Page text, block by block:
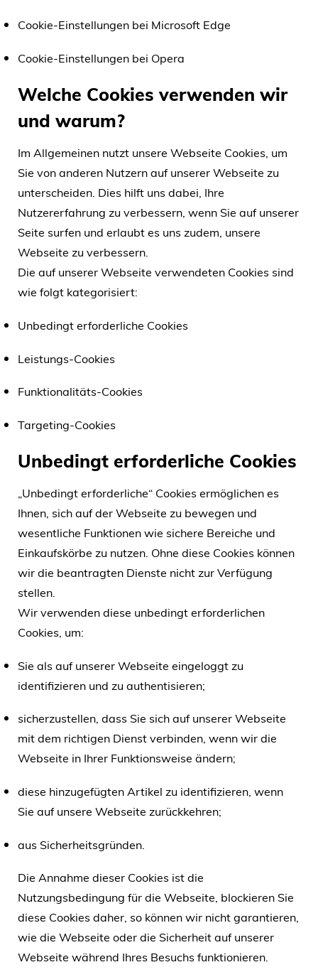
Cookie-Einstellungen bei Microsoft Edge
Cookie-Einstellungen bei Opera
Welche Cookies verwenden wir
und warum?
Im Allgemeinen nutzt unsere Webseite Cookies, um
Sie von anderen Nutzern auf unserer Webseite zu
unterscheiden. Dies hilft uns dabei, Ihre
Nutzererfahrung zu verbessern, wenn Sie auf unserer
Seite surfen und erlaubt es uns zudem, unsere
Webseite zu verbessern.
Die auf unserer Webseite verwendeten Cookies sind
wie folgt kategorisiert:
Unbedingt erforderliche Cookies
Leistungs-Cookies
Funktionalitäts-Cookies
Targeting-Cookies
Unbedingt erforderliche Cookies
„Unbedingt erforderliche“ Cookies ermöglichen es
Ihnen, sich auf der Webseite zu bewegen und
wesentliche Funktionen wie sichere Bereiche und
Einkaufskörbe zu nutzen. Ohne diese Cookies können
wir die beantragten Dienste nicht zur Verfügung
stellen.
Wir verwenden diese unbedingt erforderlichen
Cookies, um:
Sie als auf unserer Webseite eingeloggt zu
identifizieren und zu authentisieren;
sicherzustellen, dass Sie sich auf unserer Webseite
mit dem richtigen Dienst verbinden, wenn wir die
Webseite in Ihrer Funktionsweise ändern;
diese hinzugefügten Artikel zu identifizieren, wenn
Sie auf unsere Webseite zurückkehren;
aus Sicherheitsgründen.
Die Annahme dieser Cookies ist die
Nutzungsbedingung für die Webseite, blockieren Sie
diese Cookies daher, so können wir nicht garantieren,
wie die Webseite oder die Sicherheit auf unserer
Webseite während Ihres Besuchs funktionieren.